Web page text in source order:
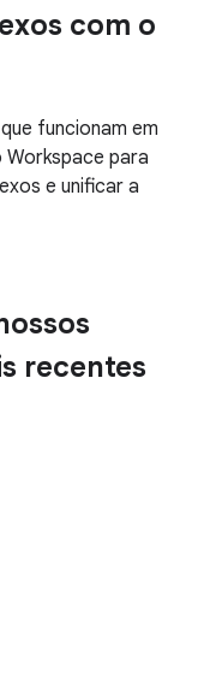
com o
funcionam em
para
e unificar a
recentes